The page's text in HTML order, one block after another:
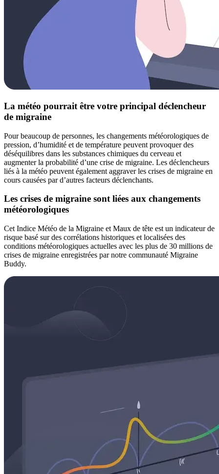
La météo pourrait être votre principal déclencheur
de migraine
Pour beaucoup de personnes, les changements météorologiques de
pression, d’humidité et de température peuvent provoquer des
déséquilibres dans les substances chimiques du cerveau et
augmenter la probabilité d’une crise de migraine. Les déclencheurs
liés à la météo peuvent également aggraver les crises de migraine en
cours causées par d’autres facteurs déclenchants.
Les crises de migraine sont liées aux changements
météorologiques
Cet Indice Météo de la Migraine et Maux de tête est un indicateur de
risque basé sur des corrélations historiques et localisées des
conditions météorologiques actuelles avec les plus de 30 millions de
crises de migraine enregistrées par notre communauté Migraine
Buddy.